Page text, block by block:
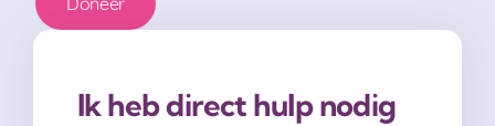
Ik heb direct hulp nodig